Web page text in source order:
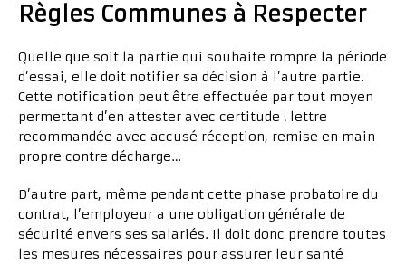
Règles Communes à Respecter
Quelle que soit la partie qui souhaite rompre la période
d’essai, elle doit notifier sa décision à l’autre partie.
Cette notification peut être effectuée par tout moyen
permettant d’en attester avec certitude : lettre
recommandée avec accusé réception, remise en main
propre contre décharge…
D’autre part, même pendant cette phase probatoire du
contrat, l’employeur a une obligation générale de
sécurité envers ses salariés. Il doit donc prendre toutes
les mesures nécessaires pour assurer leur santé